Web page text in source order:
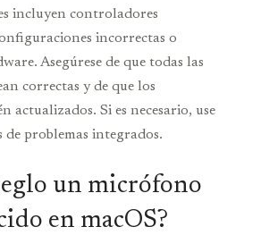
incluyen controladores
incorrectas o
Asegúrese de que todas las
correctas y de que los
actualizados. Si es necesario, use
de problemas integrados.
un micrófono
en macOS?